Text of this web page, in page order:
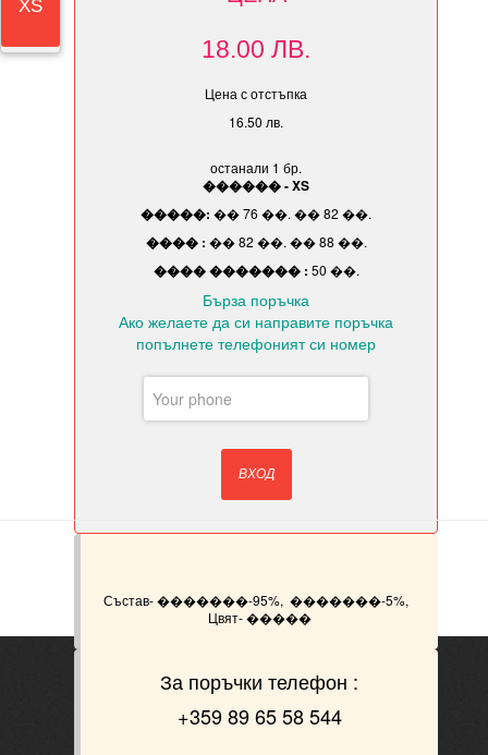
XS
18.00 ЛВ.
Цена с отстъпка
16.50 лв.
останали 1 бр.
������ - XS
�����: �� 76 ��. �� 82 ��.
���� : �� 82 ��. �� 88 ��.
���� ������� : 50 ��.
Бърза поръчка
Ако желаете да си направите поръчка
попълнете телефоният си номер
ВХОД
Състав- �������-95%, �������-5%,
Цвят- �����
За поръчки телефон :
+359 89 65 58 544